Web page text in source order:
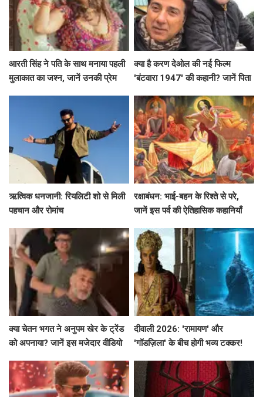
आरती सिंह ने पति के साथ मनाया पहली
मुलाकात का जश्न, जानें उनकी प्रेम
क्या है करण देओल की नई फिल्म
'बंटवारा 1947' की कहानी? जानें पिता
किस्से!
ऋत्विक धनजानी: रियलिटी शो से मिली
पहचान और रोमांच
रक्षाबंधन: भाई-बहन के रिश्ते से परे,
जानें इस पर्व की ऐतिहासिक कहानियाँ
क्या चेतन भगत ने अनुपम खेर के ट्रेंड
को अपनाया? जानें इस मजेदार वीडियो
दीवाली 2026: 'रामायण' और
'गॉडज़िला' के बीच होगी भव्य टक्कर!